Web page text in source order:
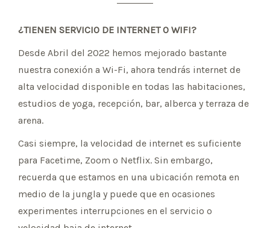
¿TIENEN SERVICIO DE INTERNET O WIFI?
Desde Abril del 2022 hemos mejorado bastante
nuestra conexión a Wi-Fi, ahora tendrás internet de
alta velocidad disponible en todas las habitaciones,
estudios de yoga, recepción, bar, alberca y terraza de
arena.
Casi siempre, la velocidad de internet es suficiente
para Facetime, Zoom o Netflix. Sin embargo,
recuerda que estamos en una ubicación remota en
medio de la jungla y puede que en ocasiones
experimentes interrupciones en el servicio o